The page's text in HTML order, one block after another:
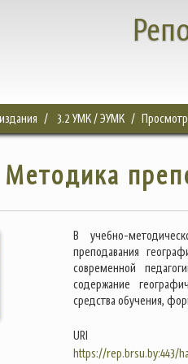
3.2 УМК / ЭУМК
Методика
В учебно-
преподавания
современной
содержание
средства обучения,
URI
https://rep.brsu.by:443/